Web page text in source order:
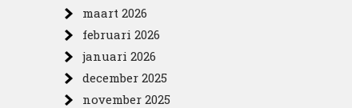
maart 2026
februari 2026
januari 2026
december 2025
november 2025